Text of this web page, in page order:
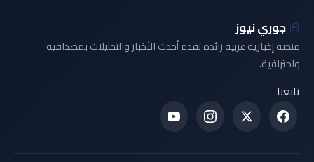
📰 جوري نيوز
منصة إخبارية عربية رائدة تقدم أحدث الأخبار والتحليلات بمصداقية
واحترافية.
تابعنا